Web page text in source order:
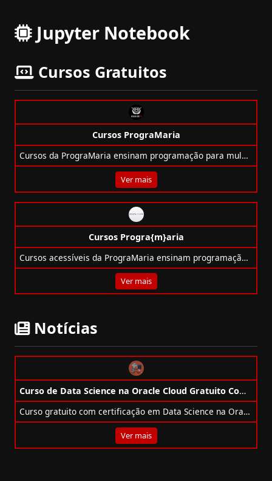
Jupyter Notebook
Cursos Gratuitos
Cursos PrograMaria
Cursos da PrograMaria ensinam programação para mulheres e minorias, com foco em inclusão, bolsas e conteúdo 100% online e do zero.
Ver mais
Cursos Progra{m}aria
Cursos acessíveis da PrograMaria ensinam programação para mulheres e pessoas de gêneros minorizados com foco em inclusão e empregabilidade.
Ver mais
Notícias
Curso de Data Science na Oracle Cloud Gratuito Com Certificação
Curso gratuito com certificação em Data Science na Oracle Cloud, com trilha prática e exame disponível até 31/10/2025.
Ver mais